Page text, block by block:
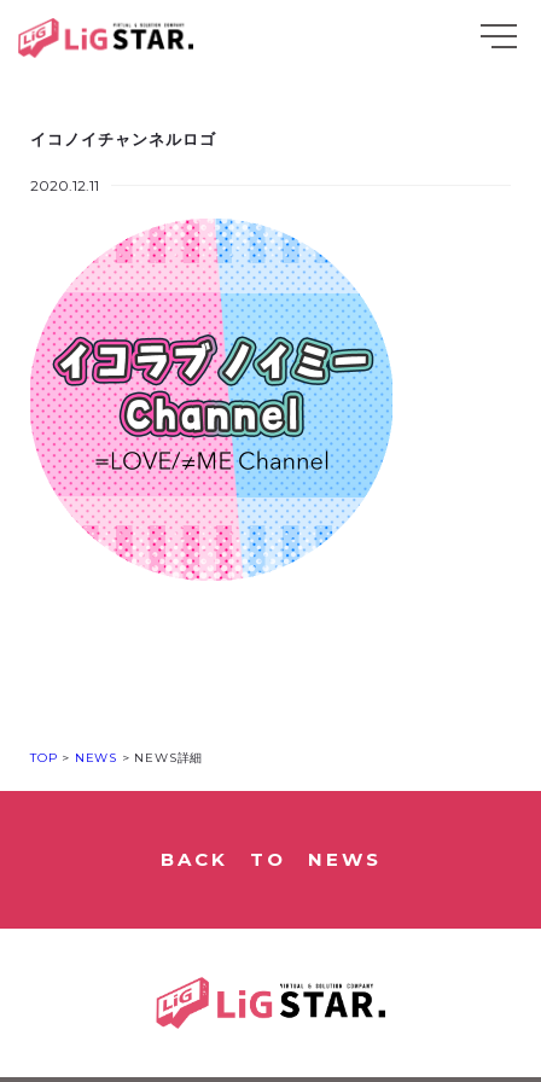
イコノイチャンネルロゴ
2020.12.11
TOP > NEWS > NEWS詳細
BACK TO NEWS